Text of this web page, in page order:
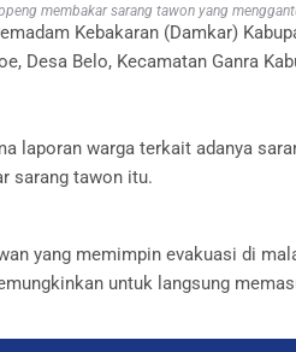
membakar sarang tawon yang
Kebakaran (Damkar)
Desa Belo, Kecamatan Ganra
laporan warga terkait adanya
sarang tawon itu.
yang memimpin evakuasi di
untuk langsung